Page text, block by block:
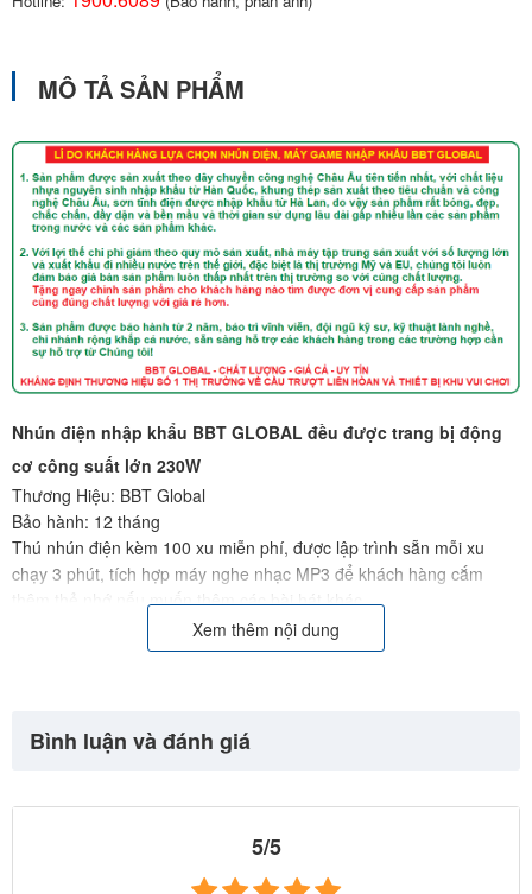
MÔ TẢ SẢN PHẨM
Nhún điện nhập khẩu BBT GLOBAL đều được trang bị động
cơ công suất lớn 230W
Thương Hiệu: BBT Global
Bảo hành: 12 tháng
Thú nhún điện kèm 100 xu miễn phí, được lập trình sẵn mỗi xu
chạy 3 phút, tích hợp máy nghe nhạc MP3 để khách hàng cắm
thêm thẻ nhớ nếu muốn thêm các bài hát khác
Sản phẩm làm từ nhựa nguyên sinh nhập khẩu cao cấp, sản xuất
theo tiêu chuẩn xuất khẩu châu Âu, với hệ thống cơ nâng truyền
sẵn các bài hát Tiếng Anh theo tiêu chuẩn xuất khẩu
Xem thêm nội dung
Bình luận và đánh giá
5/5